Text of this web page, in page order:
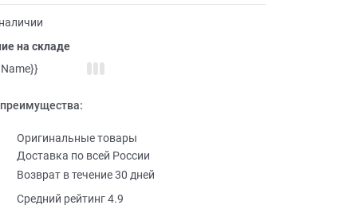
на складе
Оригинальные товары
Доставка по всей Pоссии
Возврат в течение 30 дней
Средний рейтинг 4.9